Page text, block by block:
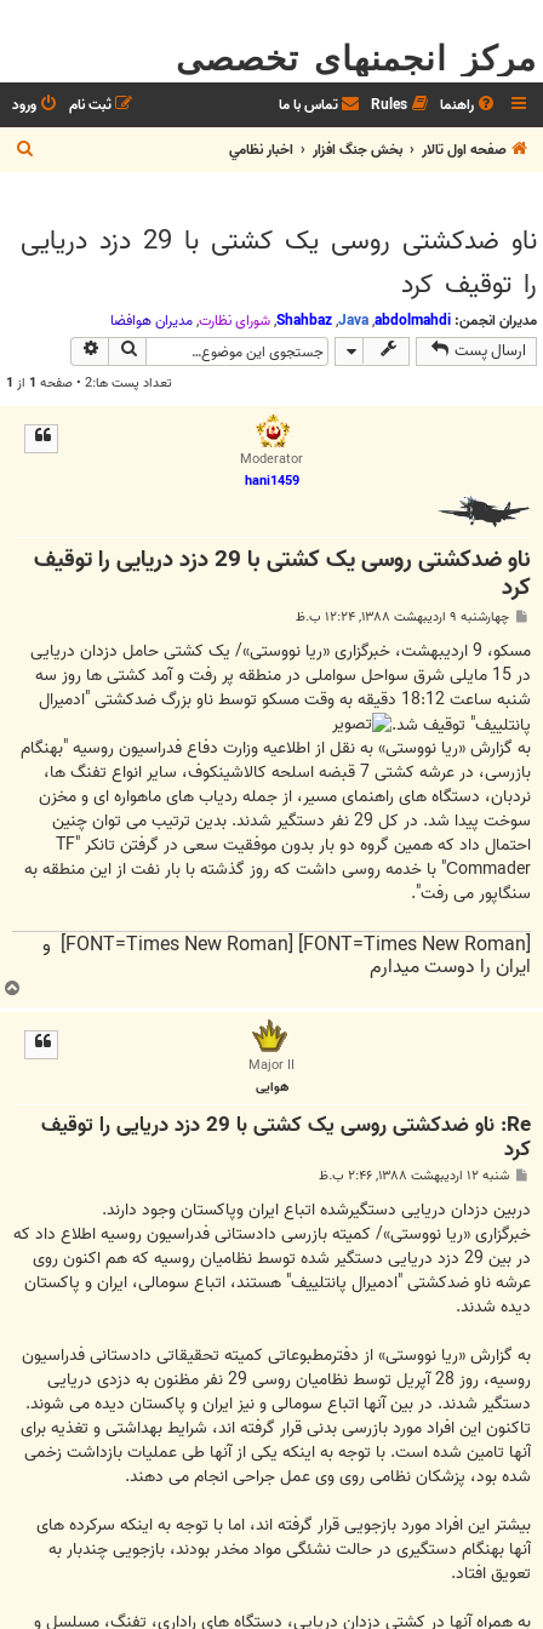
مرکز انجمنهای تخصصی
راهنما Rules تماس با ما ورود
ثبت نام
صفحه اول تالار
بخش جنگ افزار اخبار نظامي
س
ناو ضدکشتی روسی یک کشتی با 29 دزد دریایی
را توقیف کرد
مدیران انجمن: abdolmahdi
,
Java
,
Shahbaz
,شوراي نظارت,مديران هوافضا
ارسال پست جستجو
تعداد پست ها:2 • صفحه 1 از 1
Moderator
hani1459
ناو ضدکشتی روسی یک کشتی با 29 دزد دریایی را توقیف
کرد
س
ت
چهارشنبه ۹ اردیبهشت ۱۳۸۸, ۱۲:۲۴ ب.ظ
مسکو، 9 اردیبهشت، خبرگزاری «ریا نووستی»/ یک کشتی حامل دزدان دریایی
در 15 مایلی شرق سواحل سواملی در منطقه پر رفت و آمد کشتی ها روز سه
شنبه ساعت 18:12 دقیقه به وقت مسکو توسط ناو بزرگ ضدکشتی "ادمیرال
پانتلییف" توقیف شد.
به گزارش «ریا نووستی» به نقل از اطلاعیه وزارت دفاع فدراسیون روسیه "بهنگام
بازرسی، در عرشه کشتی 7 قبضه اسلحه کالاشینکوف، سایر انواع تفنگ ها،
نردبان، دستگاه های راهنمای مسیر، از جمله ردیاب های ماهواره ای و مخزن
سوخت پیدا شد. در کل 29 نفر دستگیر شدند. بدین ترتیب می توان چنین
احتمال داد که همین گروه دو بار بدون موفقیت سعی در گرفتن تانکر "TF
Сommader" با خدمه روسی داشت که روز گذشته با بار نفت از این منطقه به
سنگاپور می رفت".
[FONT=Times New Roman] [FONT=Times New Roman] و
ایران را دوست میدارم
Major II
هوایی
Re: ناو ضدکشتی روسی یک کشتی با 29 دزد دریایی را توقیف
کرد
ت
شنبه ۱۲ اردیبهشت ۱۳۸۸, ۲:۴۶ ب.ظ
دربین دزدان دریایی دستگيرشده اتباع ایران وپاکستان وجود دارند.
خبرگزاری «ریا نووستی»/ کمیته بازرسی دادستانی فدراسیون روسیه اطلاع داد که
در بین 29 دزد دریایی دستگیر شده توسط نظامیان روسیه که هم اکنون روی
عرشه ناو ضدکشتی "ادمیرال پانتلییف" هستند، اتباع سومالی، ایران و پاکستان
دیده شدند.
به گزارش «ریا نووستی» از دفترمطبوعاتی کمیته تحقیقاتی دادستانی فدراسیون
روسیه، روز 28 آپریل توسط نظامیان روسی 29 نفر مظنون به دزدی دریایی
دستگیر شدند. در بین آنها اتباع سومالی و نیز ایران و پاکستان دیده می شوند.
تاکنون این افراد مورد بازرسی بدنی قرار گرفته اند، شرایط بهداشتی و تغذیه برای
آنها تامین شده است. با توجه به اینکه یکی از آنها طی عملیات بازداشت زخمی
شده بود، پزشکان نظامی روی وی عمل جراحی انجام می دهند.
بیشتر این افراد مورد بازجویی قرار گرفته اند، اما با توجه به اینکه سرکرده های
آنها بهنگام دستگیری در حالت نشئگی مواد مخدر بودند، بازجویی چندبار به
تعویق افتاد.
به همراه آنها در کشتی دزدان دریایی، دستگاه های راداری، تفنگ، مسلسل و